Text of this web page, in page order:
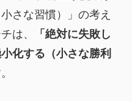
さな習慣）」の考え
は、
「絶対に失敗し
化する（小さな勝利